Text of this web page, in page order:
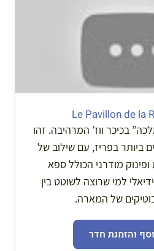
Le Pavillon de la
בכיכר ווז’ המרהיבה. זהו
ביותר בפריז, עם שילוב של
מודרני הכולל ספא
למי שרוצה לשוטט בין
של המארה.
והזמנת חדר